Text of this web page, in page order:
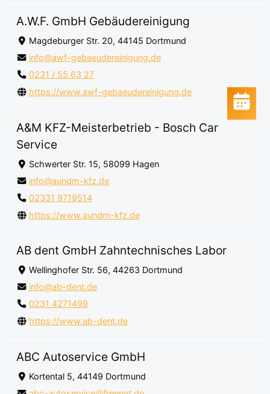
A.W.F. GmbH Gebäudereinigung
Magdeburger Str. 20, 44145 Dortmund
info@awf-gebaeudereinigung.de
0231 / 55 63 27
https://www.awf-gebaeudereinigung.de
A&M KFZ-Meisterbetrieb - Bosch Car
Service
Schwerter Str. 15, 58099 Hagen
info@aundm-kfz.de
02331 9719514
https://www.aundm-kfz.de
AB dent GmbH Zahntechnisches Labor
Wellinghofer Str. 56, 44263 Dortmund
info@ab-dent.de
0231 4271499
https://www.ab-dent.de
ABC Autoservice GmbH
Kortental 5, 44149 Dortmund